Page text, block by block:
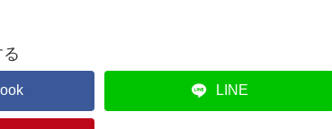
LINE